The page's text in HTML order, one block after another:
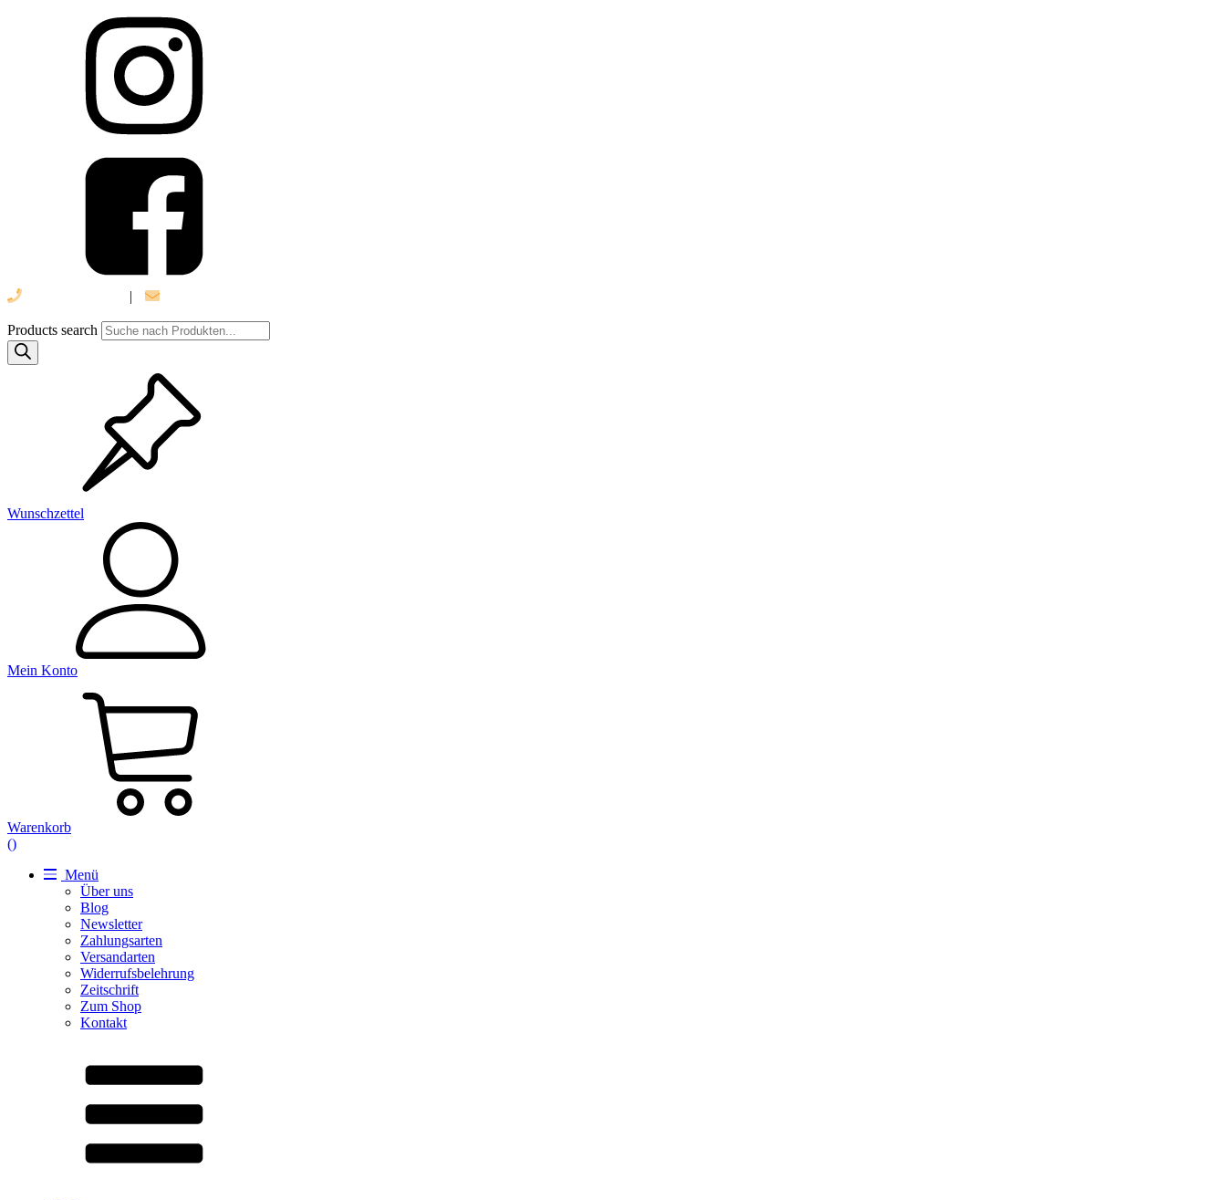
|
Products search
Wunschzettel
Mein Konto
Warenkorb
()
Menü
Über uns
Blog
Newsletter
Zahlungsarten
Versandarten
Widerrufsbelehrung
Zeitschrift
Zum Shop
Kontakt